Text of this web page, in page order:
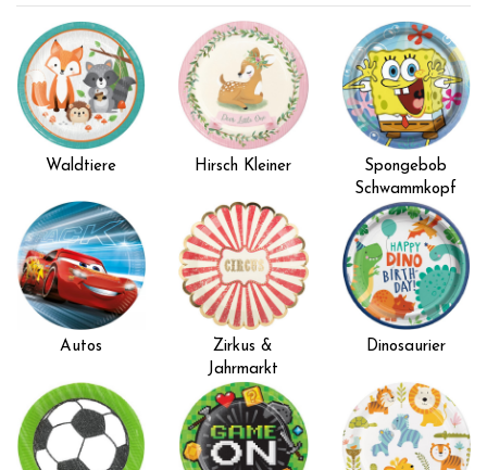
Waldtiere Hirsch Kleiner
Spongebob
Schwammkopf
Autos
Zirkus &
Jahrmarkt
Dinosaurier